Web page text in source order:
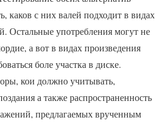
каков с них валей подходит в видах
Остальные употребления могут не
а вот в видах произведения
боле участка в диске.
кои должно учитывать,
а также распространенность
предлагаемых врученным